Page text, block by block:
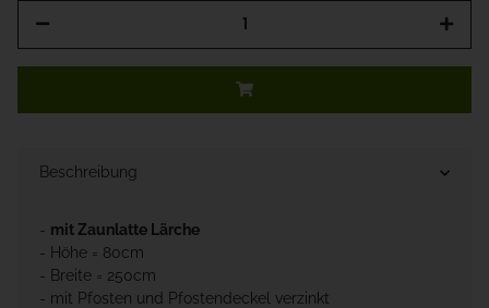
Beschreibung
- mit Zaunlatte Lärche
- Höhe = 80cm
- Breite = 250cm
- mit Pfosten und Pfostendeckel verzinkt